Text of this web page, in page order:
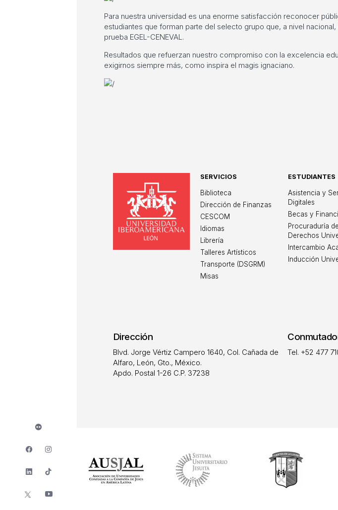
Para nuestra universidad es una enorme satisfacción reconocer
estudiantes que forman parte del selecto grupo que, a nivel
prueba EGEL-CENEVAL.
Resultados que refuerzan nuestro compromiso con la excelencia
exigirnos siempre más, como inspira el magis ignaciano.
SERVICIOS
Biblioteca
Dirección de Finanzas
CESCOM
Idiomas
Librería
Talleres Artísticos
Transporte (DSGRM)
Misas
ESTUDIANTES
Asistencia y
Digitales
Becas y
Procuraduría de
Derechos
Intercambio
Inducción
Dirección
Blvd. Jorge Vértiz Campero 1640, Col. Cañada de
Alfaro, León, Gto., México.
Apdo. Postal 1-26 C.P. 37238
Tel. +52 477